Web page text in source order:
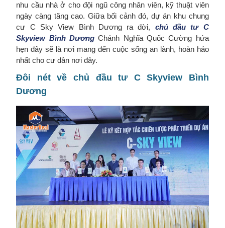
nhu cầu nhà ở cho đội ngũ công nhân viên, kỹ thuật viên
ngày càng tăng cao. Giữa bối cảnh đó, dự án khu chung
cư C Sky View Bình Dương ra đời, chủ đầu tư C
Skyview Bình Dương Chánh Nghĩa Quốc Cường hứa
hẹn đây sẽ là nơi mang đến cuộc sống an lành, hoàn hảo
nhất cho cư dân nơi đây.
Đôi nét về chủ đầu tư C Skyview Bình
Dương